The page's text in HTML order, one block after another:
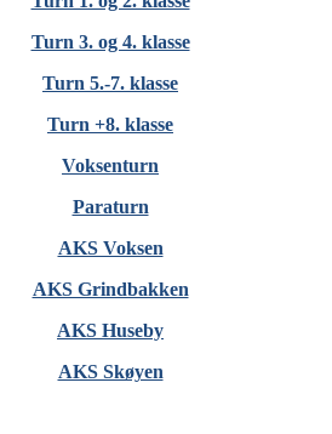
Turn 3. og 4. klasse
Turn 5.-7. klasse
Turn +8. klasse
Voksenturn
Paraturn
AKS Voksen
AKS Grindbakken
AKS Huseby
AKS Skøyen